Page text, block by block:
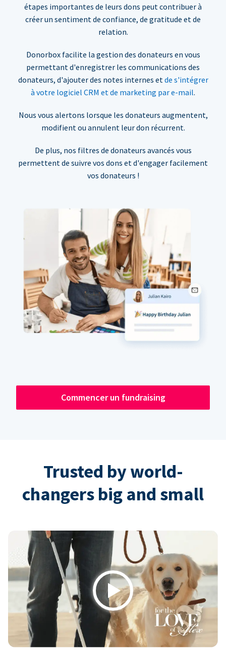
étapes importantes de leurs dons peut contribuer à
créer un sentiment de confiance, de gratitude et de
relation.
Donorbox facilite la gestion des donateurs en vous
permettant d'enregistrer les communications des
donateurs, d'ajouter des notes internes etde s'intégrer
à votre logiciel CRM et de marketing par e-mail.
Nous vous alertons lorsque les donateurs augmentent,
modifient ou annulent leur don récurrent.
De plus, nos filtres de donateurs avancés vous
permettent de suivre vos dons et d'engager facilement
vos donateurs !
Commencer un fundraising
Trusted by world-
changers big and small
Play